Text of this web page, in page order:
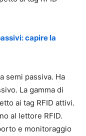
capire la
semi passiva. Ha
La gamma di
ai tag RFID attivi.
al lettore RFID.
e monitoraggio